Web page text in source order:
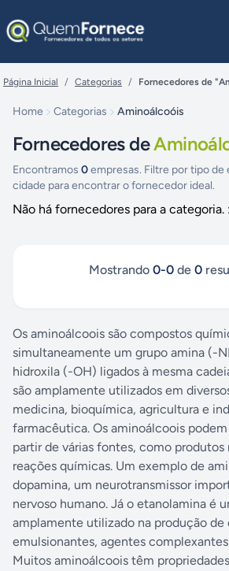
Página Inicial / Categorias / Fornecedores de
Home Categorias Aminoálcoóis
Fornecedores de
Encontramos 0empresas. Filtre por tipo de
cidade para encontrar o fornecedor ideal.
Não há fornecedores para a categoria.
Mostrando 0-0 de 0
Os aminoálcoois são compostos
simultaneamente um grupo amina (-
hidroxila (-OH) ligados à mesma
são amplamente utilizados em
medicina, bioquímica, agricultura e
farmacêutica. Os aminoálcoois
partir de várias fontes, como produtos
reações químicas. Um exemplo de
dopamina, um neurotransmissor
nervoso humano. Já o etanolamina é
amplamente utilizado na produção de
emulsionantes, agentes
Muitos aminoálcoois têm